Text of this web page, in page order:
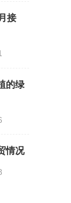
接
的绿
情况